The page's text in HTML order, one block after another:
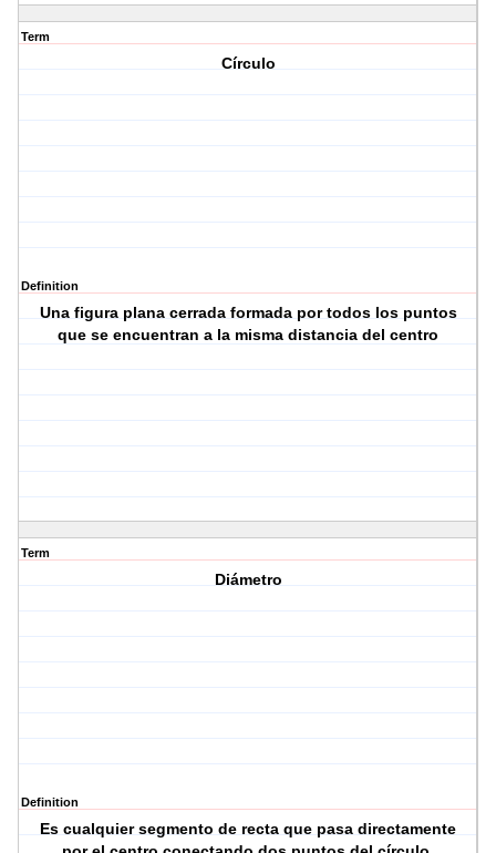
Term
Círculo
Definition
Una figura plana cerrada formada por todos los puntos
que se encuentran a la misma distancia del centro
Term
Diámetro
Definition
Es cualquier segmento de recta que pasa directamente